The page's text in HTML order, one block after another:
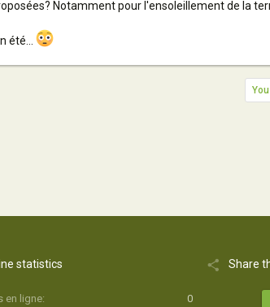
Notamment pour l'ensoleillement de la
été...
statistics
en ligne
0
Share